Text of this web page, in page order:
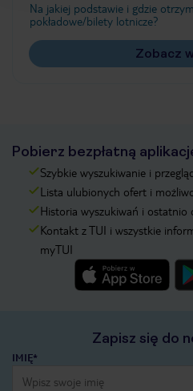
Na jakiej podstawie i gdzie
pokładowe/bilety lotnicze?
Zobacz
Pobierz bezpłatną
Szybkie wyszukiwanie i
Lista ulubionych ofert i
Historia wyszukiwań i ostatnio
Kontakt z TUI i wszystkie
myTUI
Zapisz się do
IMIĘ*